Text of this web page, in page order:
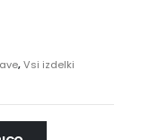
,Vsi izdelki